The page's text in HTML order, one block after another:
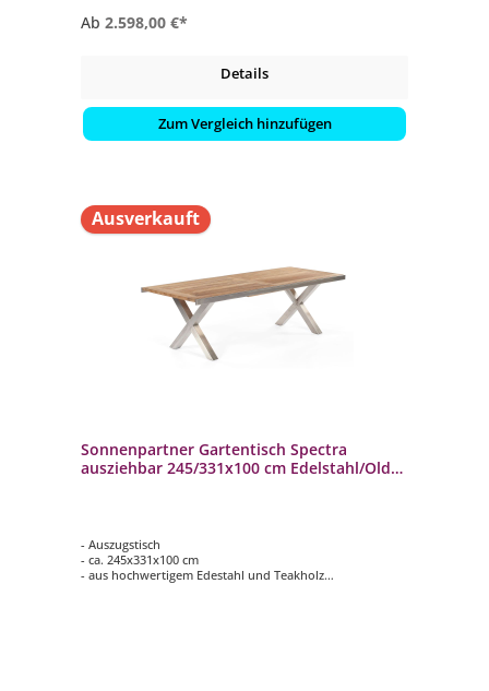
Ab 2.598,00 €*
Details
Zum Vergleich hinzufügen
Ausverkauft
Sonnenpartner Gartentisch Spectra
ausziehbar 245/331x100 cm Edelstahl/Old
- Auszugstisch
- ca. 245x331x100 cm
- aus hochwertigem Edestahl und Teakholz